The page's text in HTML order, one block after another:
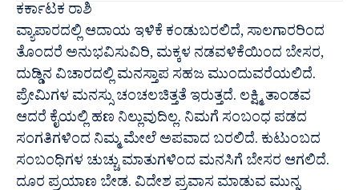
ಕರ್ಕಾಟಕ ರಾಶಿ
ವ್ಯಾಪಾರದಲ್ಲಿ ಆದಾಯ ಇಳಿಕೆ ಕಂಡುಬರಲಿದೆ, ಸಾಲಗಾರರಿಂದ
ತೊಂದರೆ ಅನುಭವಿಸುವಿರಿ, ಮಕ್ಕಳ ನಡವಳಿಕೆಯಿಂದ ಬೇಸರ,
ದುಡ್ಡಿನ ವಿಚಾರದಲ್ಲಿ ಮನಸ್ತಾಪ ಸಹಜ ಮುಂದುವರೆಯಲಿದೆ.
ಪ್ರೇಮಿಗಳ ಮನಸ್ಸು ಚಂಚಲಚಿತ್ತತೆ ಇರುತ್ತದೆ. ಲಕ್ಷ್ಮಿ ತಾಂಡವ
ಆದರೆ ಕೈಯಲ್ಲಿ ಹಣ ನಿಲ್ಲುವುದಿಲ್ಲ. ನಿಮಗೆ ಸಂಬಂಧ ಪಡದ
ಸಂಗತಿಗಳಿಂದ ನಿಮ್ಮ ಮೇಲೆ ಅಪವಾದ ಬರಲಿದೆ. ಕುಟುಂಬದ
ಸಂಬಂಧಿಗಳ ಚುಚ್ಚು ಮಾತುಗಳಿಂದ ಮನಸಿಗೆ ಬೇಸರ ಆಗಲಿದೆ.
ದೂರ ಪ್ರಯಾಣ ಬೇಡ. ವಿದೇಶ ಪ್ರವಾಸ ಮಾಡುವ ಮುನ್ನ